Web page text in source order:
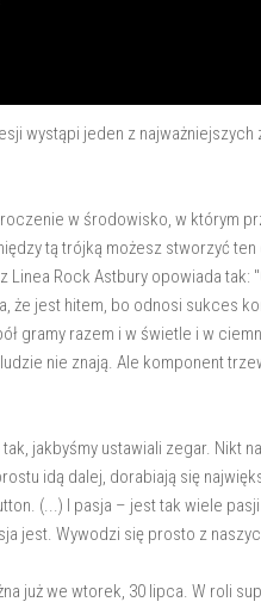
wystąpi jeden z najważniejszych
w środowisko, w którym
tą trójką możesz stworzyć
Rock Astbury opowiada tak:
że jest hitem, bo odnosi sukces
gramy razem i w świetle i w
nie znają. Ale komponent
jakbyśmy ustawiali zegar. Nikt
idą dalej, dorabiają się
(...) I pasja – jest tak wiele
jest. Wywodzi się prosto z
już we wtorek, 30 lipca. W roli